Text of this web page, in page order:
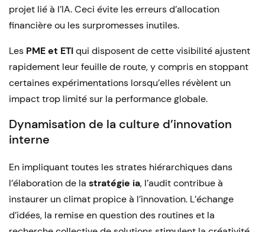
projet lié à l’IA. Ceci évite les erreurs d’allocation
financière ou les surpromesses inutiles.
Les PME et ETIqui disposent de cette visibilité ajustent
rapidement leur feuille de route, y compris en stoppant
certaines expérimentations lorsqu’elles révèlent un
impact trop limité sur la performance globale.
Dynamisation de la culture d’innovation
interne
En impliquant toutes les strates hiérarchiques dans
l’élaboration de la stratégie ia, l’audit contribue à
instaurer un climat propice à l’innovation. L’échange
d’idées, la remise en question des routines et la